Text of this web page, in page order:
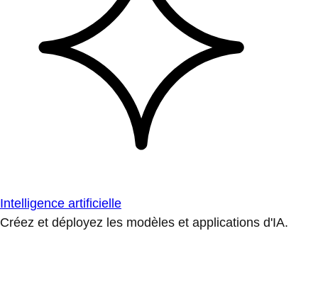
Intelligence artificielle
Créez et déployez les modèles et applications d'IA.